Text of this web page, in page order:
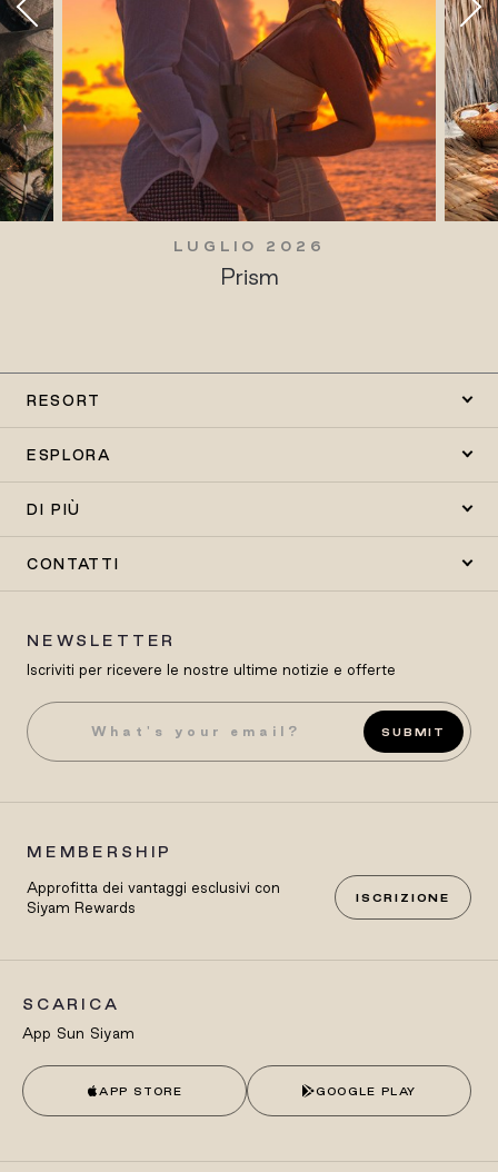
LUGLIO 2026
Prism
RESORT
ESPLORA
DI PIÙ
CONTATTI
NEWSLETTER
Iscriviti per ricevere le nostre ultime notizie e offerte
SUBMIT
MEMBERSHIP
Approfitta dei vantaggi esclusivi con
Siyam Rewards
ISCRIZIONE
SCARICA
App Sun Siyam
APP STORE GOOGLE PLAY